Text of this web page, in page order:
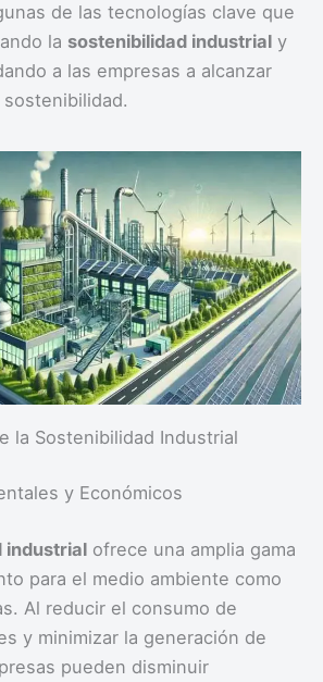
de las tecnologías clave que
la sostenibilidad industrial y
a las empresas a alcanzar
la Sostenibilidad Industrial
y Económicos
industrial ofrece una amplia gama
para el medio ambiente como
Al reducir el consumo de
y minimizar la generación de
pueden disminuir